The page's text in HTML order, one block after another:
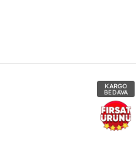
KARGO
BEDAVA